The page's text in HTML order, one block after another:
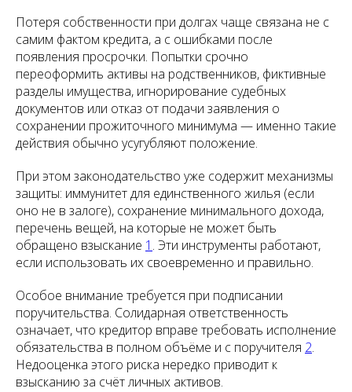
Потеря собственности при долгах чаще связана не с
самим фактом кредита, а с ошибками после
появления просрочки. Попытки срочно
переоформить активы на родственников, фиктивные
разделы имущества, игнорирование судебных
документов или отказ от подачи заявления о
сохранении прожиточного минимума — именно такие
действия обычно усугубляют положение.
При этом законодательство уже содержит механизмы
защиты: иммунитет для единственного жилья (если
оно не в залоге), сохранение минимального дохода,
перечень вещей, на которые не может быть
обращено взыскание 1 . Эти инструменты работают,
если использовать их своевременно и правильно.
Особое внимание требуется при подписании
поручительства. Солидарная ответственность
означает, что кредитор вправе требовать исполнение
обязательства в полном объёме и с поручителя 2.
Недооценка этого риска нередко приводит к
взысканию за счёт личных активов.